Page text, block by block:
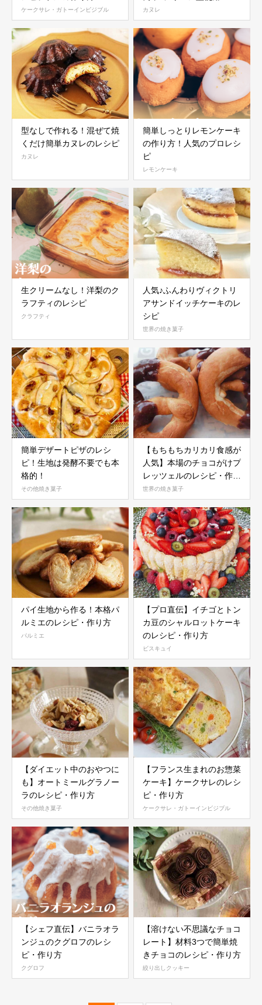
ケークサレ・ガトーインビジブル カヌレ
型なしで作れる！混ぜて焼
くだけ簡単カヌレのレシピ
カヌレ
簡単しっとりレモンケーキ
の作り方！人気のプロレシ
ピ
レモンケーキ
生クリームなし！洋梨のク
ラフティのレシピ
クラフティ
人気♪ふんわりヴィクトリ
アサンドイッチケーキのレ
シピ
世界の焼き菓子
簡単デザートピザのレシ
ピ！生地は発酵不要でも本
格的！
その他焼き菓子
【もちもちカリカリ食感が
人気】本場のチョコがけプ
レッツェルのレシピ・作り
方
世界の焼き菓子
パイ生地から作る！本格パ
ルミエのレシピ・作り方
パルミエ
【プロ直伝】イチゴとトン
カ豆のシャルロットケーキ
のレシピ・作り方
ビスキュイ
【ダイエット中のおやつに
も】オートミールグラノー
ラのレシピ・作り方
その他焼き菓子
【フランス生まれのお惣菜
ケーキ】ケークサレのレシ
ピ・作り方
ケークサレ・ガトーインビジブル
【シェフ直伝】バニラオラ
ンジュのクグロフのレシ
ピ・作り方
クグロフ
【溶けない不思議なチョコ
レート】材料3つで簡単焼
きチョコのレシピ・作り方
絞り出しクッキー